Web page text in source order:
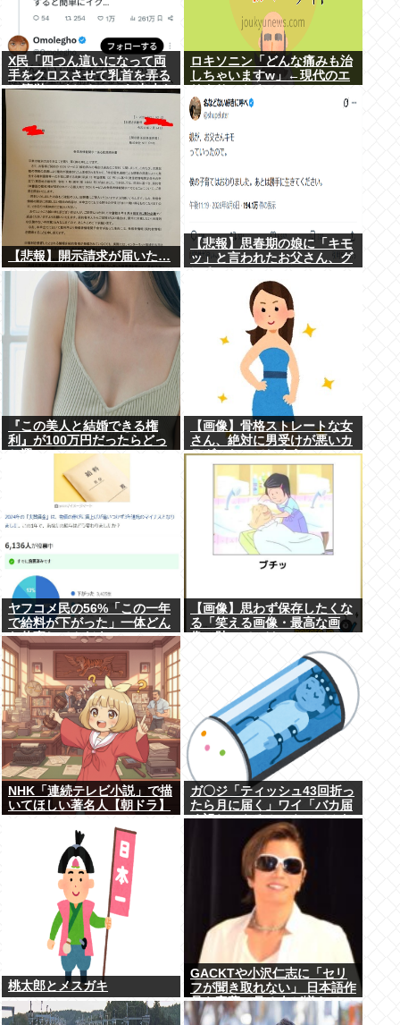
X民「四つん這いになって両
手をクロスさせて乳首を弄る
と簡単にイケる」 これ出来な
ロキソニン「どんな痛みも治
しちゃいますw」←現代のエ
【悲報】開示請求が届いた…
【悲報】思春期の娘に「キモ
ッ」と言われたお父さん、グ
『この美人と結婚できる権
利』が100万円だったらどっ
ち選ぶwww
【画像】骨格ストレートな女
さん、絶対に男受けが悪いカ
ラダになってしまうｗｗｗ
ヤフコメ民の56%「この一年
で給料が下がった」一体どん
な仕事してんだよこいつ
ら！？
【画像】思わず保存したくな
る「笑える画像・最高な画
NHK「連続テレビ小説」で描
いてほしい著名人【朝ドラ】
ガ〇ジ「ティッシュ43回折っ
たら月に届く」ワイ「バカ届
く訳ねーやろ！ｗやってみた
桃太郎とメスガキ
GACKTや小沢仁志に「セリ
フが聞き取れない」 日本語作
品を字幕で見る人が増えてい
る背景